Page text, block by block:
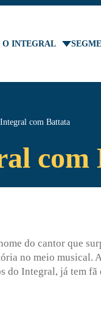
O INTEGRAL
com Battata
com
do cantor que
no meio musical.
do Integral, já tem